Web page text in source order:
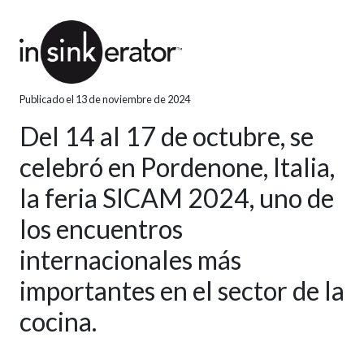
Publicado el 13 de noviembre de 2024
Del 14 al 17 de octubre, se
celebró en Pordenone, Italia,
la feria SICAM 2024, uno de
los encuentros
internacionales más
importantes en el sector de la
cocina.